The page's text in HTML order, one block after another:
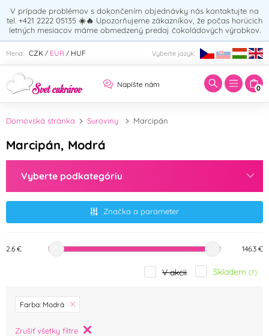
V prípade problémov s dokončením objednávky nás kontaktujte na
tel. +421 2222 05135 ☀️🔥 Upozorňujeme zákazníkov, že počas horúcich
letných mesiacov máme obmedzený predaj čokoládových výrobkov.
Mena: CZK / EUR / HUF Vyberte jazyk:
Napíšte nám 0
Zadajte hľadaný výraz:
Domovská stránka Suroviny Marcipán
Marcipán, Modrá
Vyberte podkategóriu
Značka a parameter
značka
Fagoš (0)
2.6 € 146.3 €
V akcii Skladem (7)
Farba: Modrá
Zrušiť všetky filtre